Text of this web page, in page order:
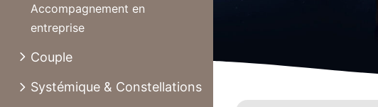
Accompagnement en
entreprise
Couple
Systémique & Constellations